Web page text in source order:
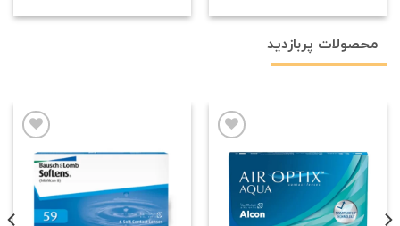
محصولات پربازدید
مندی
علاقه
مندی